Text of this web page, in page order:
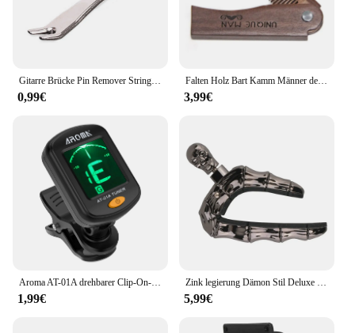
Gitarre Brücke Pin Remover String Nail Peg Puller Werkzeug Chrom Metall Akustische Folk Bass Ziehen Brücke Praktische Extractor Zubehör
0,99€
Falten Holz Bart Kamm Männer der Wellen Pinsel Haar Bart & Schnurrbart Kamm Sandelholz Kamm Alltägliche Pflege Verwenden mit Balsame und Öle
3,99€
Aroma AT-01A drehbarer Clip-On-Tuner LCD-Display für chromatische Gitarre Bass Ukulele Violine
1,99€
Zink legierung Dämon Stil Deluxe Gitarre Capo Schädel Capo für Bass Akustik E-Gitarre Hochglanz Schädel Tonhöhe einstellen
5,99€